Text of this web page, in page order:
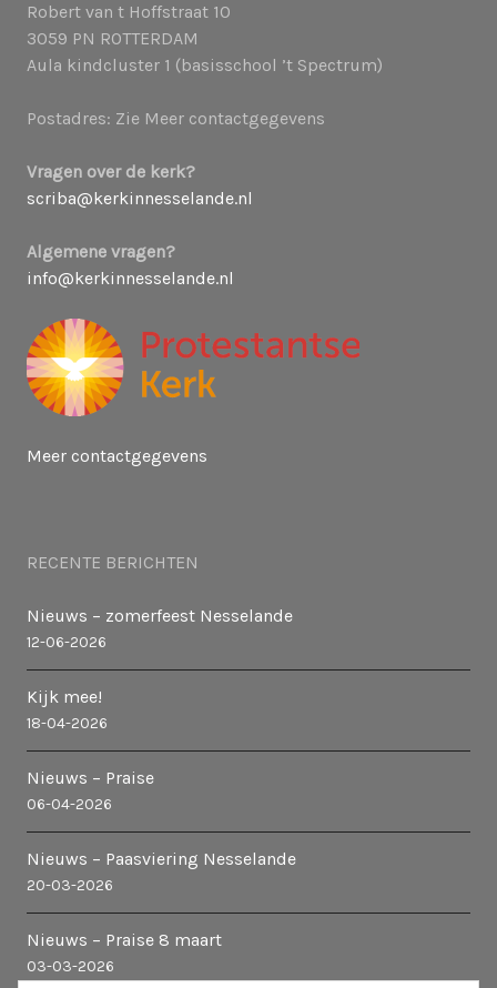
Robert van t Hoffstraat 10
3059 PN ROTTERDAM
Aula kindcluster 1 (basisschool ’t Spectrum)
Postadres: Zie Meer contactgegevens
Vragen over de kerk?
scriba@kerkinnesselande.nl
Algemene vragen?
info@kerkinnesselande.nl
Meer contactgegevens
RECENTE BERICHTEN
Nieuws – zomerfeest Nesselande
12-06-2026
Kijk mee!
18-04-2026
Nieuws – Praise
06-04-2026
Nieuws – Paasviering Nesselande
20-03-2026
Nieuws – Praise 8 maart
03-03-2026